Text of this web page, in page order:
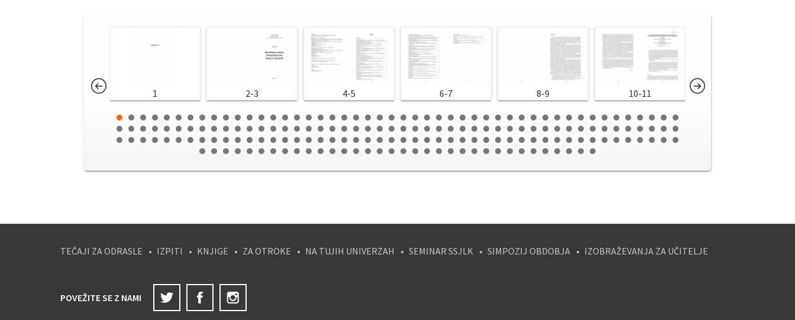
1 2-3 4-5 6-7 8-9 10-11
TEČAJI ZA ODRASLE IZPITI KNJIGE ZA OTROKE NA TUJIH UNIVERZAH SEMINAR SSJLK SIMPOZIJ OBDOBJA IZOBRAŽEVANJA ZA UČITELJE
POVEŽITE SE Z NAMI
Twitter Facebook